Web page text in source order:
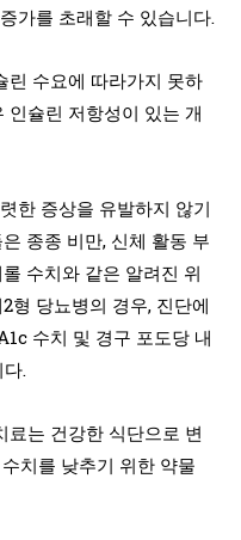
가를 초래할 수 있습니다.
린 수요에 따라가지 못하
인슐린 저항성이 있는 개
한 증상을 유발하지 않기
종종 비만, 신체 활동 부
수치와 같은 알려진 위
형 당뇨병의 경우, 진단에
수치 및 경구 포도당 내
.
료는 건강한 식단으로 변
치를 낮추기 위한 약물